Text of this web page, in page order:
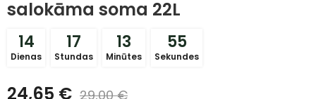
salokāma soma 22L
14
Dienas
17
Stundas
13
Minūtes
54
Sekundes
24,65 € 29,00€